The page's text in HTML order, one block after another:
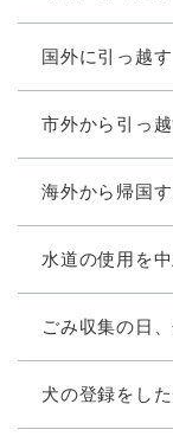
国外に引っ越す
市外から引っ
海外から帰国す
水道の使用を
ごみ収集の日
犬の登録をし